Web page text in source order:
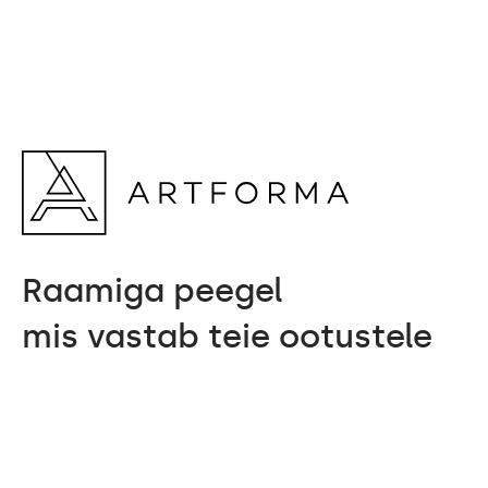
Raamiga peegel
mis vastab teie ootustele